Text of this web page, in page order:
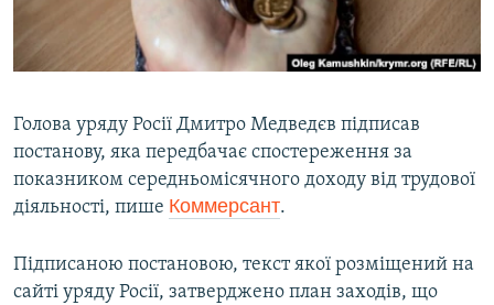
ВІДЕОУРОКИ «ELIFBE»
СВІДЧЕННЯ ОКУПАЦІЇ
ІНФОГРАФІКА
Qırımtatar
ДОЛУЧАЙСЯ!
Голова уряду Росії Дмитро Медведєв підписав
постанову, яка передбачає спостереження за
показником середньомісячного доходу від трудової
діяльності, пише Коммерсант.
Підписаною постановою, текст якої розміщений на
сайті уряду Росії, затверджено план заходів, що